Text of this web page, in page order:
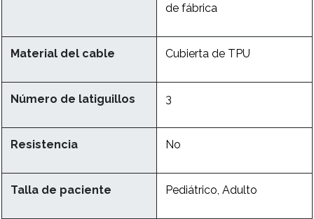
de fábrica
Material del cable Cubierta de TPU
Número de latiguillos 3
Resistencia No
Talla de paciente Pediátrico, Adulto